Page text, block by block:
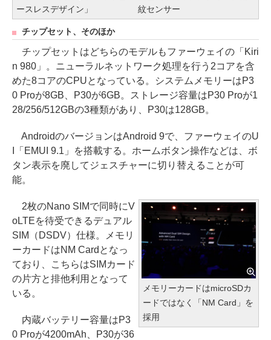
ースレスデザイン」
紋センサー
チップセット、そのほか
チップセットはどちらのモデルもファーウェイの「Kiri
n 980」。ニューラルネットワーク処理を行う2コアを含
めた8コアのCPUとなっている。システムメモリーはP3
0 Proが8GB、P30が6GB。ストレージ容量はP30 Proが1
28/256/512GBの3種類があり、P30は128GB。
AndroidのバージョンはAndroid 9で、ファーウェイのU
I「EMUI 9.1」を搭載する。ホームボタン操作などは、ボ
タン表示を廃してジェスチャーに切り替えることが可
能。
メモリーカードはmicroSDカ
ードではなく「NM Card」を
採用
2枚のNano SIMで同時にV
oLTEを待受できるデュアル
SIM（DSDV）仕様。メモリ
ーカードはNM Cardとなっ
ており、こちらはSIMカード
の片方と排他利用となって
いる。
内蔵バッテリー容量はP3
0 Proが4200mAh、P30が36